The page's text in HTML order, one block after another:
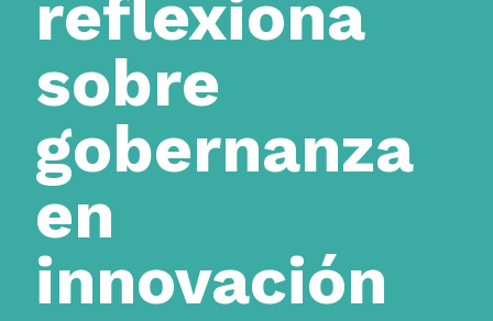
reflexiona
sobre
gobernanza
en
innovación